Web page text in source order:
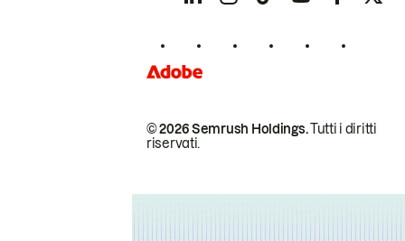
© 2026 Semrush Holdings.Tutti i diritti
riservati.